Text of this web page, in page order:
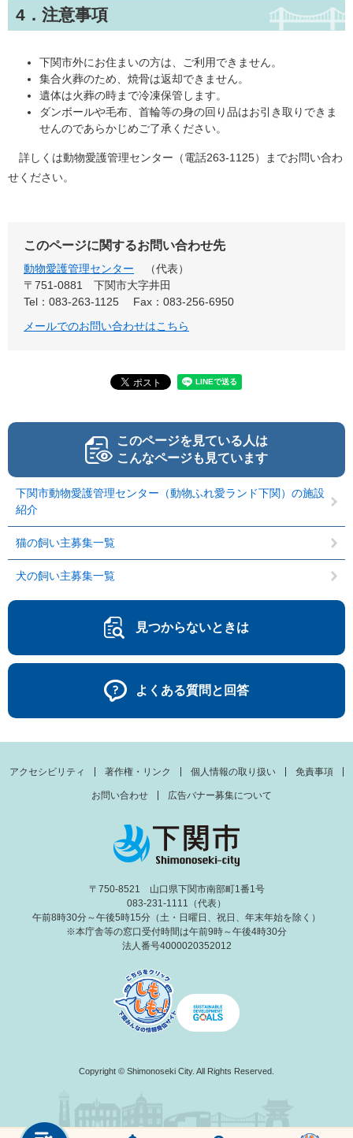
4．注意事項
下関市外にお住まいの方は、ご利用できません。
集合火葬のため、焼骨は返却できません。
遺体は火葬の時まで冷凍保管します。
ダンボールや毛布、首輪等の身の回り品はお引き取りできま
せんのであらかじめご了承ください。
詳しくは動物愛護管理センター（電話263-1125）までお問い合わ
せください。
このページに関するお問い合わせ先
動物愛護管理センター
代表
〒751-0881
下関市大字井田
Tel：083-263-1125
Fax：083-256-6950
メールでのお問い合わせはこちら
このページを見ている人は
こんなページも見ています
下関市動物愛護管理センター（動物ふれ愛ランド下関）の施設
紹介
猫の飼い主募集一覧
犬の飼い主募集一覧
見つからないときは
よくある質問と回答
アクセシビリティ 著作権・リンク 個人情報の取り扱い 免責事項
お問い合わせ 広告バナー募集について
〒750-8521 山口県下関市南部町1番1号
083-231-1111（代表）
午前8時30分～午後5時15分（土・日曜日、祝日、年末年始を除く）
※本庁舎等の窓口受付時間は午前9時～午後4時30分
法人番号4000020352012
Copyright © Shimonoseki City. All Rights Reserved.